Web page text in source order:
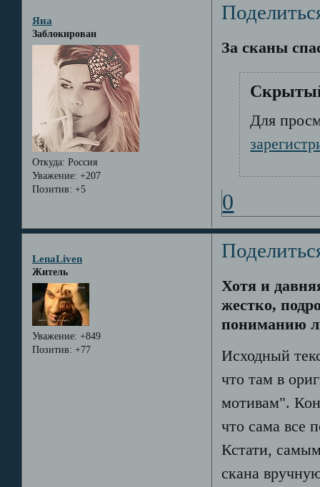
Яна
Заблокирован
Откуда: Россия
Уважение: +207
Позитив: +5
За сканы
Для
0
LenaLiven
Житель
Уважение: +849
Позитив: +77
Хотя и
жестко,
пониманию
Исходный
что там в
мотивам".
что сама все
Кстати,
скана